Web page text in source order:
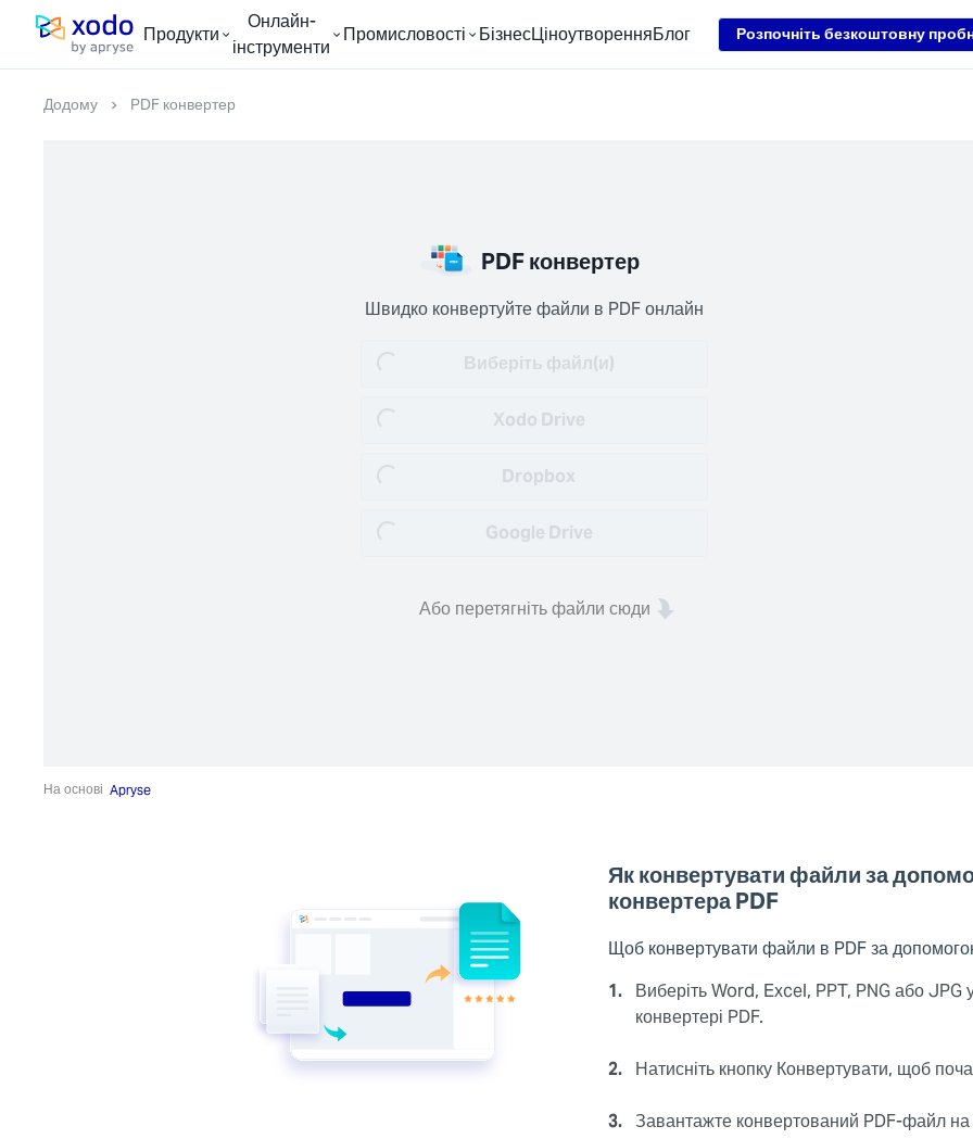
Loading...
Домашня сторінкаПродукти
Онлайн-
інструменти
Промисловості БізнесЦіноутворенняБлог Розпочніть безкоштовну
Додому PDF конвертер
PDF конвертер
Швидко конвертуйте файли в PDF онлайн
Loading... Виберіть файл(и)
Loading... Xodo Drive
Loading... Dropbox
Loading... Google Drive
Або перетягніть файли сюди
На основі Apryse
Як конвертувати файли за
конвертера PDF
Щоб конвертувати файли в PDF за
1.
Виберіть Word, Excel, PPT, PNG або
конвертері PDF.
2. Натисніть кнопку Конвертувати, щоб
3. Завантажте конвертований PDF-файл на